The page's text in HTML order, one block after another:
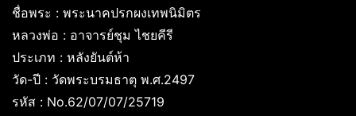
ชื่อพระ : พระนาคปรกผงเทพนิมิตร
หลวงพ่อ : อาจารย์ชุม ไชยคีรี
ประเภท : หลังยันต์ห้า
วัด-ปี : วัดพระบรมธาตุ พ.ศ.2497
รหัส : No.62/07/07/25719